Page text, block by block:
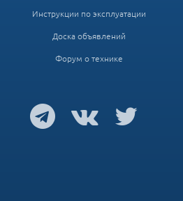
Инструкции по эксплуатации
Доска объявлений
Форум о технике